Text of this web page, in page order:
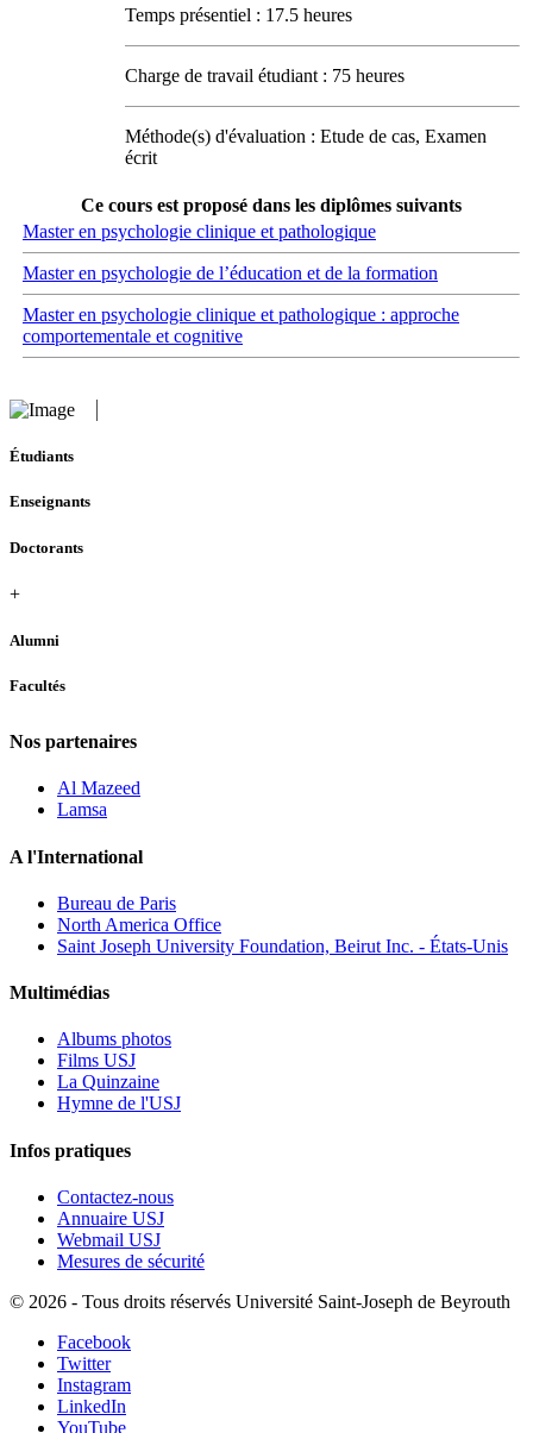
Temps présentiel : 17.5 heures
Charge de travail étudiant : 75 heures
Méthode(s) d'évaluation : Etude de cas, Examen
écrit
Ce cours est proposé dans les diplômes suivants
Master en psychologie clinique et pathologique
Master en psychologie de l’éducation et de la formation
Master en psychologie clinique et pathologique : approche
comportementale et cognitive
Étudiants
Enseignants
Doctorants
+
Alumni
Facultés
Nos partenaires
Al Mazeed
Lamsa
A l'International
Bureau de Paris
North America Office
Saint Joseph University Foundation, Beirut Inc. - États-Unis
Multimédias
Albums photos
Films USJ
La Quinzaine
Hymne de l'USJ
Infos pratiques
Contactez-nous
Annuaire USJ
Webmail USJ
Mesures de sécurité
© 2026 - Tous droits réservés Université Saint-Joseph de Beyrouth
Facebook
Twitter
Instagram
LinkedIn
YouTube